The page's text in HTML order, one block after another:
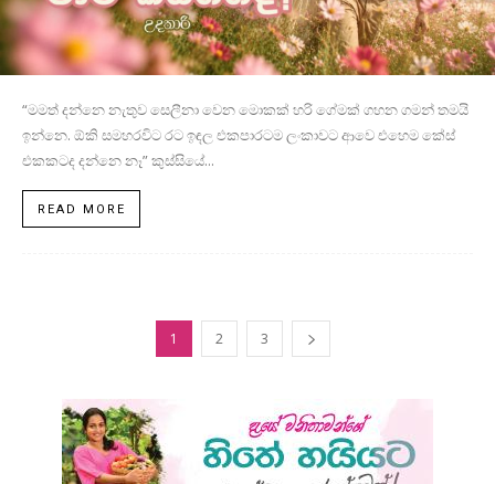
“මමත් දන්නෙ නැතුව සෙලීනා වෙන මොකක් හරි ගේමක් ගහන ගමන් තමයි
ඉන්නෙ. ඕකි සමහරවිට රට ඉඳල එකපාරටම ලංකාවට ආවෙ එහෙම කේස්
එකකටද දන්නෙ නෑ” කුස්සියේ...
READ MORE
1 2 3